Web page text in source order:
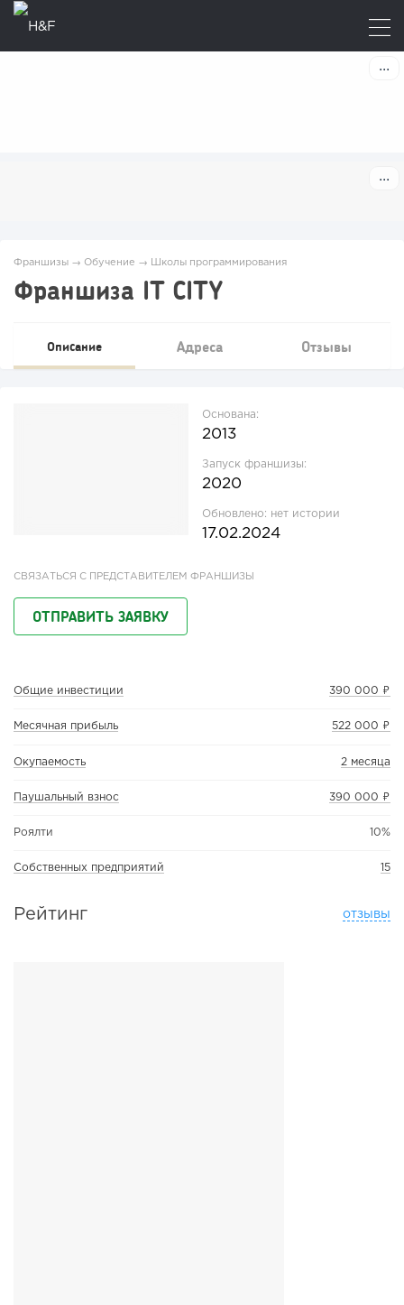
Франшизы → Обучение → Школы программирования
Франшиза IT CITY
Описание Адреса Отзывы
Основана:
2013
Запуск франшизы:
2020
Обновлено: нет истории
17.02.2024
СВЯЗАТЬСЯ С ПРЕДСТАВИТЕЛЕМ ФРАНШИЗЫ
ОТПРАВИТЬ ЗАЯВКУ
Общие инвестиции 390 000 ₽
Месячная прибыль 522 000 ₽
Окупаемость 2 месяца
Паушальный взнос 390 000 ₽
Роялти 10%
Собственных предприятий 15
Рейтинг отзывы